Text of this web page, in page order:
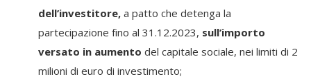
dell’investitore, a patto che detenga la
partecipazione fino al 31.12.2023, sull’importo
versato in aumento del capitale sociale, nei limiti di 2
milioni di euro di investimento;